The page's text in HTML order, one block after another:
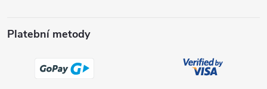
Platební metody